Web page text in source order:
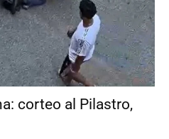
corteo al Pilastro,